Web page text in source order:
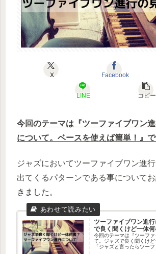
X Facebook
LINE コピー
今回のテーマは『ツーファイブワン
について。ベースを使えば簡単！』で
ジャズにおいてツーファイブワン進行
出てくるパターンである事について
きました。
ツーファイブワン進
で良く聞くけど一体何
今回のテーマは『ツーフ
て。ジャズで良く聞くけど
「ジャズと言ったらツー